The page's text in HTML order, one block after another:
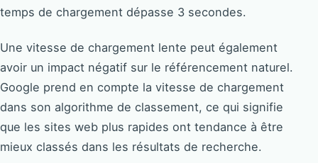
temps de chargement dépasse 3 secondes.
Une vitesse de chargement lente peut également
avoir un impact négatif sur le référencement naturel.
Google prend en compte la vitesse de chargement
dans son algorithme de classement, ce qui signifie
que les sites web plus rapides ont tendance à être
mieux classés dans les résultats de recherche.